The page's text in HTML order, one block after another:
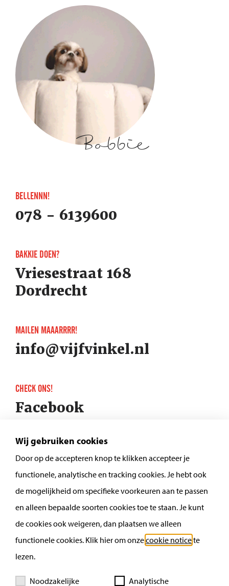
Bobbie
BELLENNN!
078 - 6139600
BAKKIE DOEN?
Vriesestraat 168
Dordrecht
MAILEN MAAARRRR!
info@vijfvinkel.nl
CHECK ONS!
Facebook
Wij gebruiken cookies
Door op de accepteren knop te klikken accepteer je
functionele, analytische en tracking cookies. Je hebt ook
de mogelijkheid om specifieke voorkeuren aan te passen
en alleen bepaalde soorten cookies toe te staan. Je kunt
de cookies ook weigeren, dan plaatsen we alleen
functionele cookies. Klik hier om onzecookie noticete
lezen.
Noodzakelijke Analytische